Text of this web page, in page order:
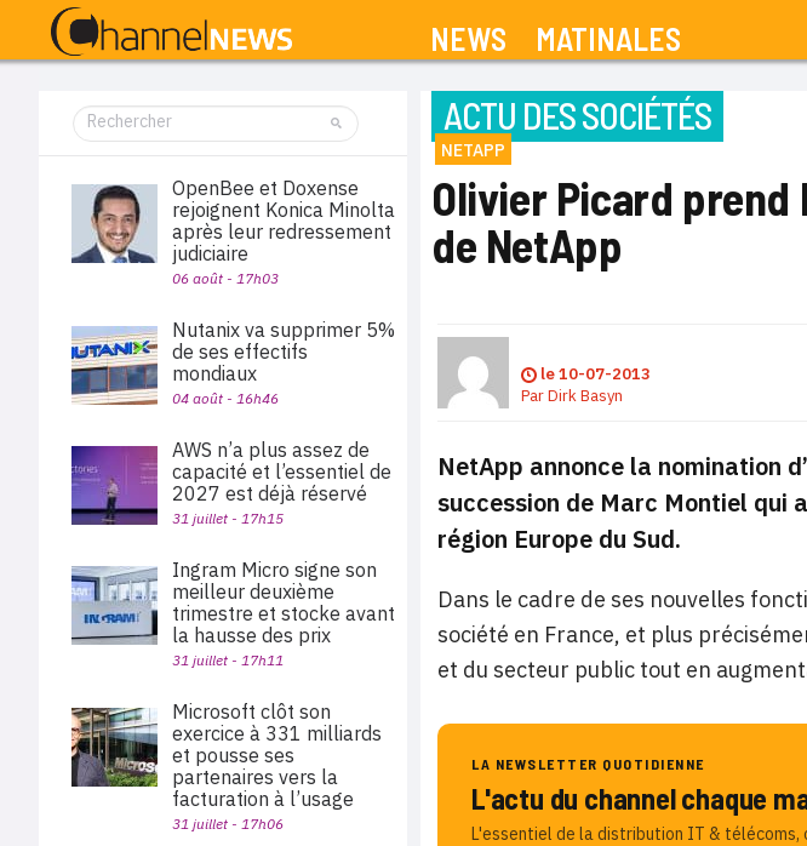
NEWS MATINALES
ACTU DES SOCIÉTÉS
NETAPP
Olivier Picard
de NetApp
le10-07-2013
ParDirk Basyn
NetApp annonce la nomination
succession de Marc Montiel qui
région Europe du Sud.
Dans le cadre de ses nouvelles
société en France, et plus
et du secteur public tout en
LA NEWSLETTER QUOTIDIENNE
L'actu du channel chaque
L'essentiel de la distribution IT & télécoms,
OpenBee et Doxense
rejoignent Konica Minolta
après leur redressement
judiciaire
06 août - 17h03
Nutanix va supprimer 5%
de ses effectifs
mondiaux
04 août - 16h46
AWS n’a plus assez de
capacité et l’essentiel de
2027 est déjà réservé
31 juillet - 17h15
Ingram Micro signe son
meilleur deuxième
trimestre et stocke avant
la hausse des prix
31 juillet - 17h11
Microsoft clôt son
exercice à 331 milliards
et pousse ses
partenaires vers la
facturation à l’usage
31 juillet - 17h06